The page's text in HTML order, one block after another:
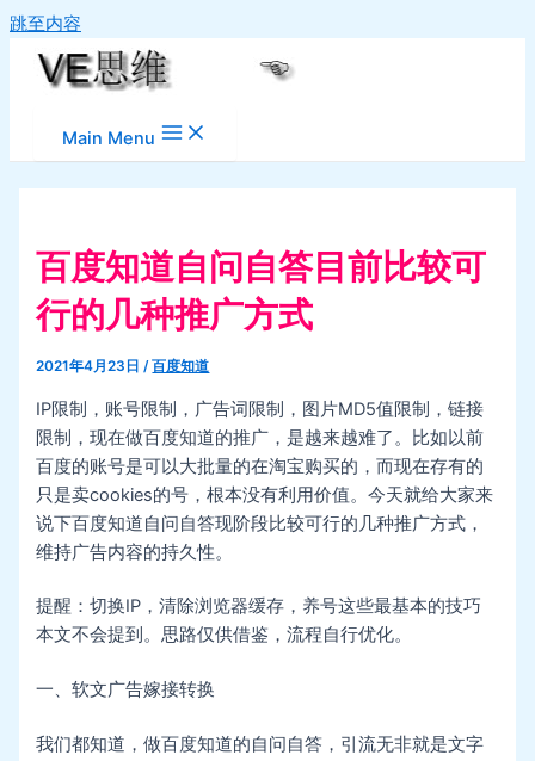
跳至内容
Main Menu
百度知道自问自答目前比较可
行的几种推广方式
2021年4月23日/百度知道
IP限制，账号限制，广告词限制，图片MD5值限制，链接
限制，现在做百度知道的推广，是越来越难了。比如以前
百度的账号是可以大批量的在淘宝购买的，而现在存有的
只是卖cookies的号，根本没有利用价值。今天就给大家来
说下百度知道自问自答现阶段比较可行的几种推广方式，
维持广告内容的持久性。
提醒：切换IP，清除浏览器缓存，养号这些最基本的技巧
本文不会提到。思路仅供借鉴，流程自行优化。
一、软文广告嫁接转换
我们都知道，做百度知道的自问自答，引流无非就是文字